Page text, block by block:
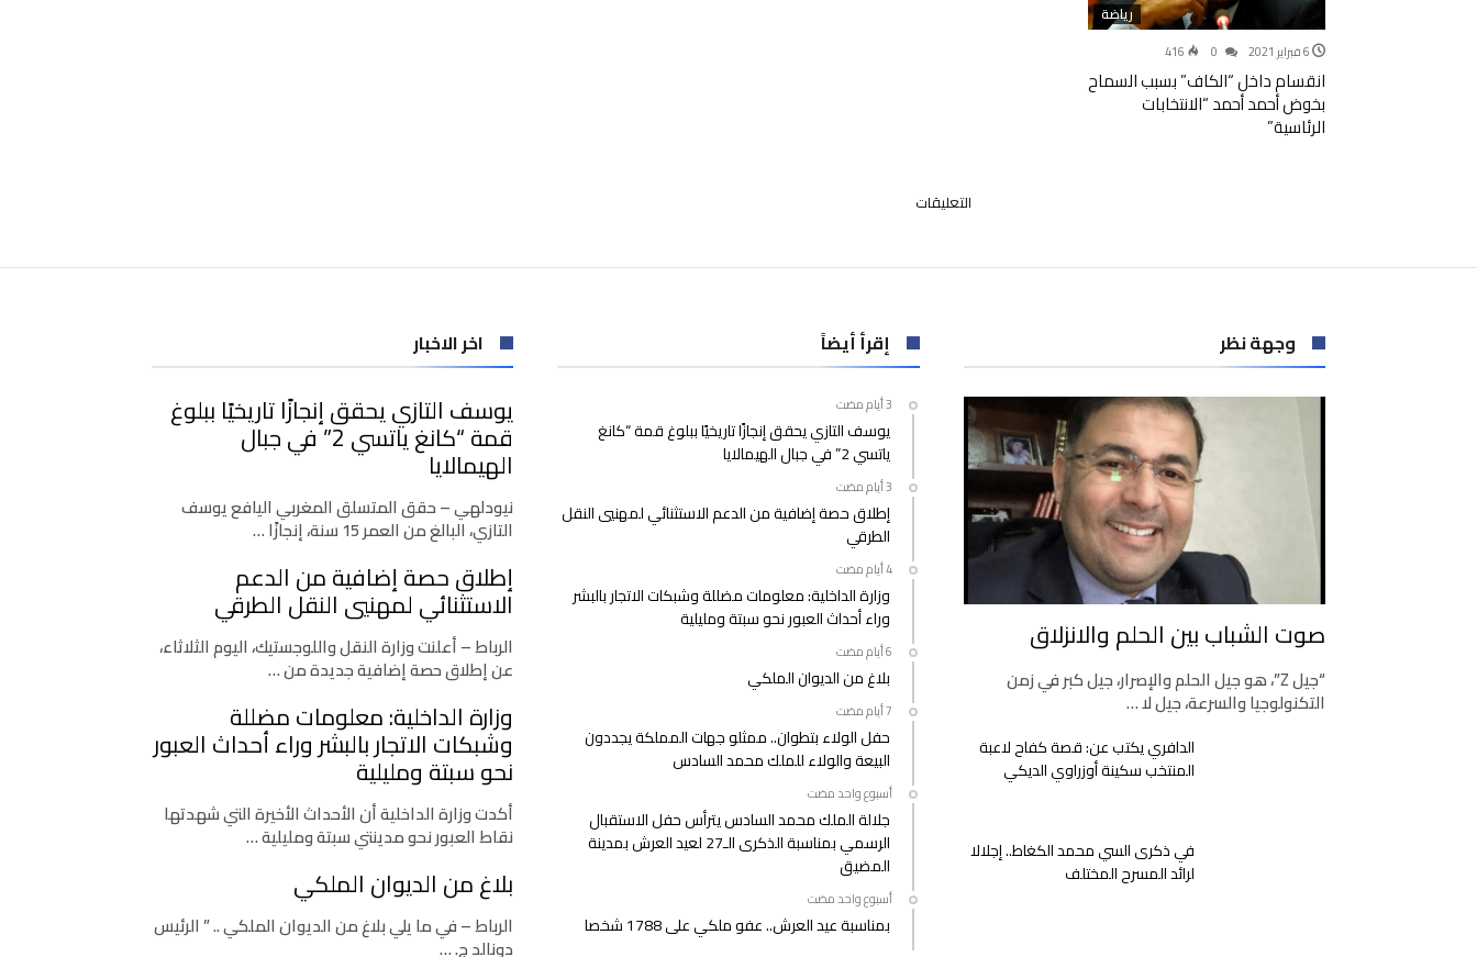
رياضة
6 فبراير 2021 416
انقسام داخل “الكاف” بسبب السماح
بخوض أحمد أحمد “الانتخابات
الرئاسية”
التعليقات
“الكاف”
بخوض
أحمد
“الانتخابات
الرئاسية”
مغلقة
وجهة نظر
صوت الشباب بين الحلم والانزلاق
“جيل Z”، هو جيل الحلم والإصرار، جيل كبر في زمن
التكنولوجيا والسرعة، جيل لا …
الدافري يكتب عن: قصة كفاح لاعبة
المنتخب سكينة أوزراوي الديكي
في ذكرى السي محمد الكغاط.. إجلالا
لرائد المسرح المختلف
إقرأ أيضاً
يوسف التازي يحقق إنجازًا تاريخيًا ببلوغ قمة “كانغ
ياتسي 2” في جبال الهيمالايا
إطلاق حصة إضافية من الدعم الاستثنائي لمهنيي النقل
الطرقي
‫‫‫‏‫4 أيام مضت‬
وزارة الداخلية: معلومات مضللة وشبكات الاتجار بالبشر
وراء أحداث العبور نحو سبتة ومليلية
بلاغ من الديوان الملكي
حفل الولاء بتطوان.. ممثلو جهات المملكة يجددون
البيعة والولاء للملك محمد السادس
‫‫‫‏‫أسبوع واحد مضت‬
جلالة الملك محمد السادس يترأس حفل الاستقبال
الرسمي بمناسبة الذكرى الـ27 لعيد العرش بمدينة
المضيق
‫‫‫‏‫أسبوع واحد مضت‬
بمناسبة عيد العرش.. عفو ملكي على 1788 شخصا
اخر الاخبار
يوسف التازي يحقق إنجازًا تاريخيًا ببلوغ
قمة “كانغ ياتسي 2” في جبال
الهيمالايا
نيودلهي – حقق المتسلق المغربي اليافع يوسف
التازي، البالغ من العمر 15 سنة، إنجازًا …
إطلاق حصة إضافية من الدعم
الاستثنائي لمهنيي النقل الطرقي
الرباط – أعلنت وزارة النقل واللوجستيك، اليوم الثلاثاء،
عن إطلاق حصة إضافية جديدة من …
وزارة الداخلية: معلومات مضللة
وشبكات الاتجار بالبشر وراء أحداث العبور
نحو سبتة ومليلية
أكدت وزارة الداخلية أن الأحداث الأخيرة التي شهدتها
نقاط العبور نحو مدينتي سبتة ومليلية …
بلاغ من الديوان الملكي
الرباط – في ما يلي بلاغ من الديوان الملكي .. ” الرئيس
دونالد ج. …